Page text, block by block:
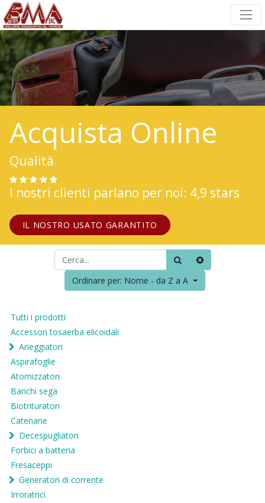
Acquista Online
Qualità
I nostri clienti parlano per noi: 4,9 stars
IL NOSTRO USATO GARANTITO
Ordinare per: Nome - da Z a A
Tutti i prodotti
Accessori tosaerba elicoidali
Arieggiatori
Aspirafoglie
Atomizzatori
Banchi sega
Biotrituratori
Catenarie
Decespugliatori
Forbici a batteria
Fresaceppi
Generatori di corrente
Irroratrici